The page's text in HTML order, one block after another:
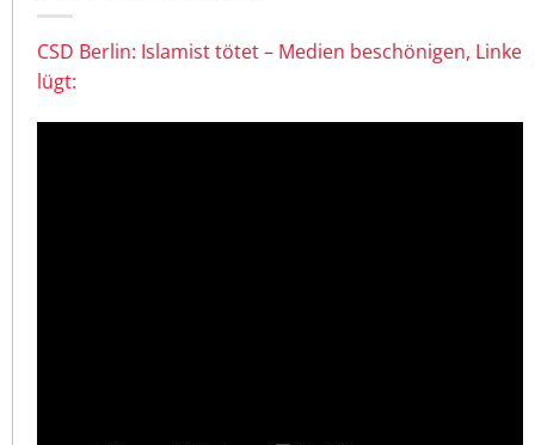
CSD Berlin: Islamist tötet – Medien beschönigen, Linke
lügt: